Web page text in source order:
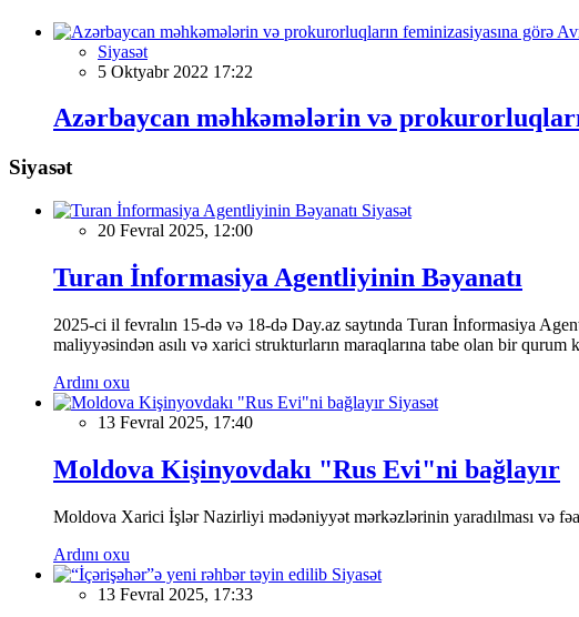
Siyasət
5 Oktyabr 2022 17:22
Azərbaycan məhkəmələrin və
Siyasət
Siyasət
20 Fevral 2025, 12:00
Turan İnformasiya Agentliyinin Bəyanatı
2025-ci il fevralın 15-də və 18-də Day.az saytında Turan İnformasiya
maliyyəsindən asılı və xarici strukturların maraqlarına tabe olan bir qurum
Ardını oxu
Siyasət
13 Fevral 2025, 17:40
Moldova Kişinyovdakı "Rus Evi"ni bağlayır
Moldova Xarici İşlər Nazirliyi mədəniyyət mərkəzlərinin yaradılması və
Ardını oxu
Siyasət
13 Fevral 2025, 17:33